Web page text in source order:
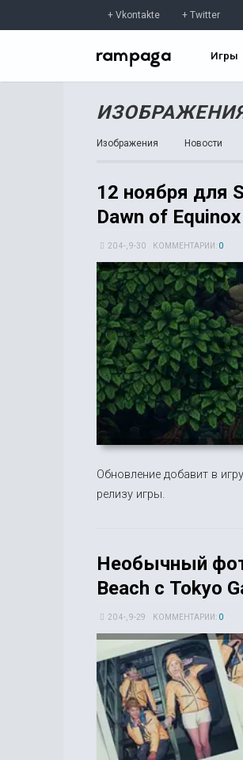
Vkontakte Twitter
Игры
Изображения Новости
12 ноября для
Dawn of Equinox
20 4-, 9-30 КОММЕНТАРИИ: 0
Обновление добавит в
релизу игры.
Необычный
Beach с Tokyo
20 4-, 9-29 КОММЕНТАРИИ: 0